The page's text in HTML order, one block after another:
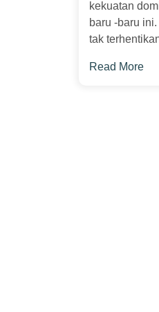
kekuatan
baru -baru
tak
Read More